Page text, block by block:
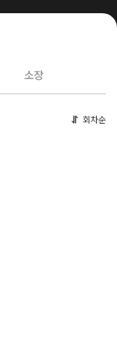
소장
회차순